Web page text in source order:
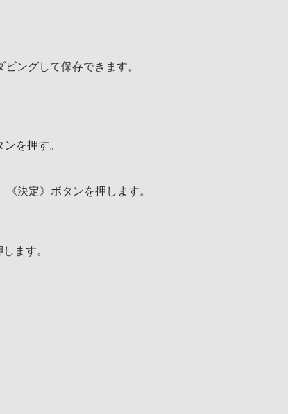
ングして保存できます。
を押す。
決定》ボタンを押します。
ます。